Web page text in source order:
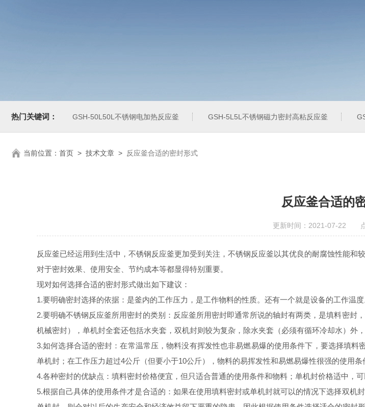
热门关键词： GSH-50L50L不锈钢电加热反应釜 GSH-5L5L不锈钢磁力密封高粘反应釜
当前位置： 首页 > 技术文章 > 反应釜合适的密封形式
反应釜合适的
更新时间：2021-07-22 点
反应釜已经运用到生活中，不锈钢反应釜更加受到关注，不锈钢反应釜以其优良的耐腐蚀性能
对于密封效果、使用安全、节约成本等都显得特别重要。
现对如何选择合适的密封形式做出如下建议：
1.要明确密封选择的依据：是釜内的工作压力，是工作物料的性质。还有一个就是设备的工作温度
2.要明确不锈钢反应釜所用密封的类别：反应釜所用密封即通常所说的轴封有两类，是填料密封
机械密封），单机封全套还包括水夹套，双机封则较为复杂，除水夹套（必须有循环冷却水）外
3.如何选择合适的密封：在常温常压，物料没有挥发性也非易燃易爆的使用条件下，要选择填料
单机封；在工作压力超过4公斤（但要小于10公斤），物料的易挥发性和易燃易爆性很强的使用条
4.各种密封的优缺点：填料密封价格便宜，但只适合普通的使用条件和物料；单机封价格适中，
5.根据自己具体的使用条件才是合适的：如果在使用填料密封或单机封就可以的情况下选择双